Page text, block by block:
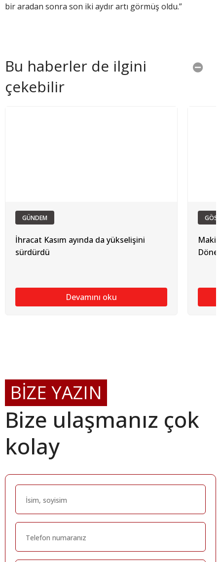
bir aradan sonra son iki aydır artı görmüş oldu.”
Bu haberler de ilgini
çekebilir
GÜNDEM
İhracat Kasım ayında da yükselişini
sürdürdü
Devamını oku
BİZE YAZIN
Bize ulaşmanız çok
kolay